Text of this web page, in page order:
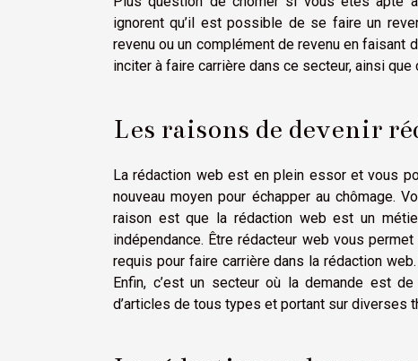
ignorent qu’il est possible de se faire un
revenu ou un complément de revenu en faisant
inciter à faire carrière dans ce secteur, ainsi
Les raisons de devenir
La rédaction web est en plein essor et vous
nouveau moyen pour échapper au chômage.
raison est que la rédaction web est un
indépendance. Être rédacteur web vous
requis pour faire carrière dans la rédaction
Enfin, c’est un secteur où la demande est
d’articles de tous types et portant sur diverses